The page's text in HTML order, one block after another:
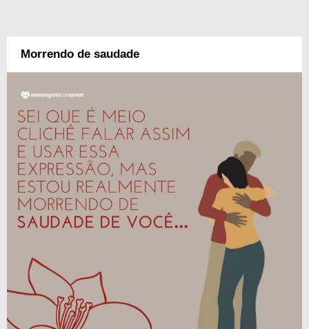
Morrendo de saudade